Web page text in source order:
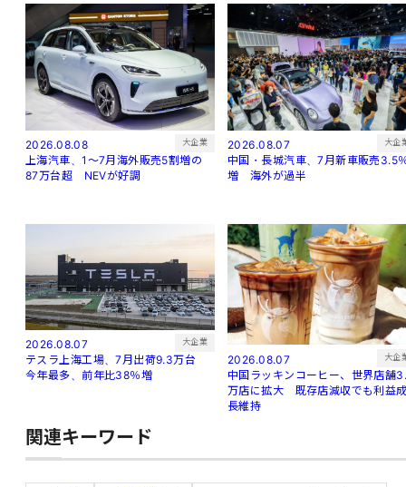
2026.08.08 大企業
上海汽車、1～7月海外販売5割増の
87万台超 NEVが好調
2026.08.07 大企
中国・長城汽車、7月新車販売3.5
増 海外が過半
2026.08.07 大企業
テスラ上海工場、7月出荷9.3万台
今年最多、前年比38％増
2026.08.07 大企
中国ラッキンコーヒー、世界店舗
万店に拡大 既存店減収でも利益
長維持
関連キーワード